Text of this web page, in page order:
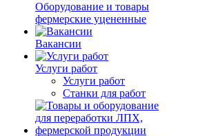
Оборудование и товары
фермерские уцененные
Вакансии
Услуги работ
Услуги работ
Станки для работ